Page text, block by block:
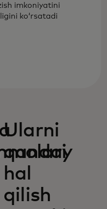
imkoniyatini
ko‘rsatadi
Ularni
qanday
hal
qilish